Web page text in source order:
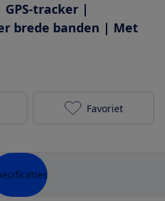
GPS-tracker |
brede banden | Met
Gazelle
Favoriet